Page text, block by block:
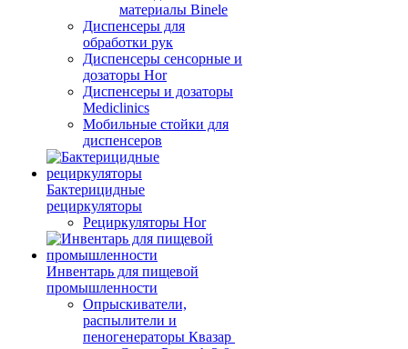
материалы Binele
Диспенсеры для
обработки рук
Диспенсеры сенсорные и
дозаторы Hor
Диспенсеры и дозаторы
Mediclinics
Мобильные стойки для
диспенсеров
Бактерицидные
рециркуляторы
Рециркуляторы Hor
Инвентарь для пищевой
промышленности
Опрыскиватели,
распылители и
пеногенераторы Квазар